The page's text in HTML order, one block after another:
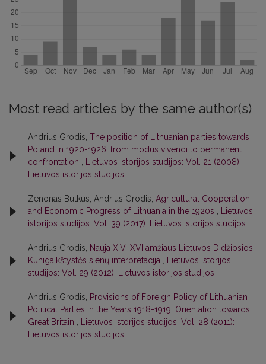
Most read articles by the same author(s)
Andrius Grodis, The position of Lithuanian parties towards
Poland in 1920-1926: from modus vivendi to permanent
confrontation
Lietuvos istorijos studijos: Vol. 21 (2008):
Lietuvos istorijos studijos
Zenonas Butkus, Andrius Grodis, Agricultural Cooperation
and Economic Progress of Lithuania in the 1920s
Lietuvos
istorijos studijos: Vol. 39 (2017): Lietuvos istorijos studijos
Andrius Grodis,
Nauja XIV–XVI amžiaus Lietuvos Didžiosios
Kunigaikštystės sienų interpretacija
Lietuvos istorijos
studijos: Vol. 29 (2012): Lietuvos istorijos studijos
Andrius Grodis,
Provisions of Foreign Policy of Lithuanian
Political Parties in the Years 1918-1919: Orientation towards
Great Britain
Lietuvos istorijos studijos: Vol. 28 (2011):
Lietuvos istorijos studijos